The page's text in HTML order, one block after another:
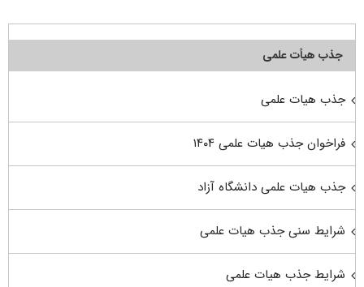
جذب هیأت علمی
جذب هیات علمی
فراخوان جذب هیات علمی ۱۴۰۴
جذب هیات علمی دانشگاه آزاد
شرایط سنی جذب هیات علمی
شرایط جذب هیات علمی